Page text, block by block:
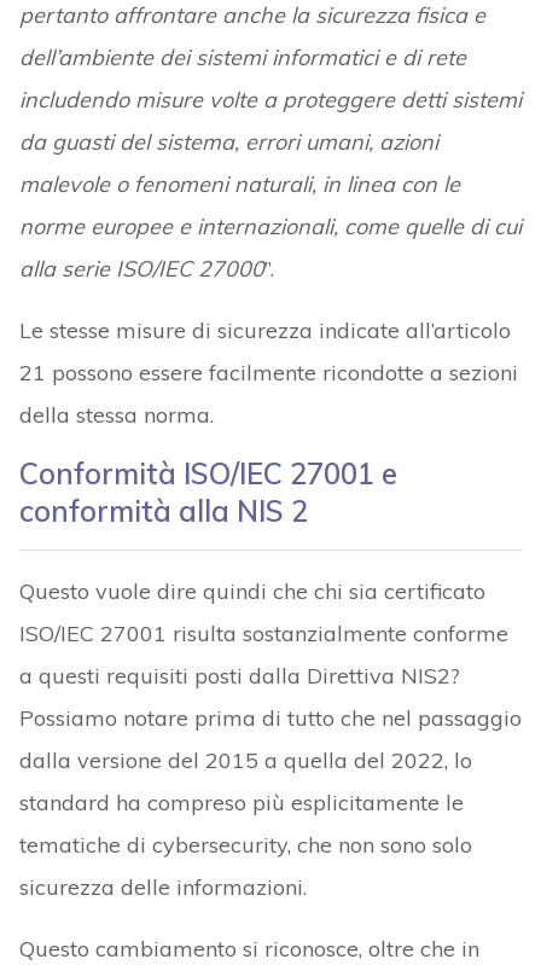
pertanto affrontare anche la sicurezza fisica e
dell’ambiente dei sistemi informatici e di rete
includendo misure volte a proteggere detti sistemi
da guasti del sistema, errori umani, azioni
malevole o fenomeni naturali, in linea con le
norme europee e internazionali, come quelle di cui
alla serie ISO/IEC 27000”.
Le stesse misure di sicurezza indicate all’articolo
21 possono essere facilmente ricondotte a sezioni
della stessa norma.
Conformità ISO/IEC 27001 e
conformità alla NIS 2
Questo vuole dire quindi che chi sia certificato
ISO/IEC 27001 risulta sostanzialmente conforme
a questi requisiti posti dalla Direttiva NIS2?
Possiamo notare prima di tutto che nel passaggio
dalla versione del 2015 a quella del 2022, lo
standard ha compreso più esplicitamente le
tematiche di cybersecurity, che non sono solo
sicurezza delle informazioni.
Questo cambiamento si riconosce, oltre che in